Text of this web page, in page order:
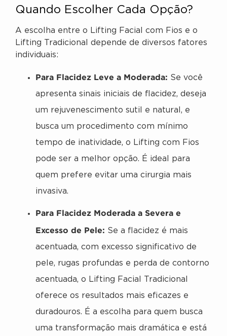
Quando Escolher Cada Opção?
A escolha entre o Lifting Facial com Fios e o
Lifting Tradicional depende de diversos fatores
individuais:
Para Flacidez Leve a Moderada: Se você
apresenta sinais iniciais de flacidez, deseja
um rejuvenescimento sutil e natural, e
busca um procedimento com mínimo
tempo de inatividade, o Lifting com Fios
pode ser a melhor opção. É ideal para
quem prefere evitar uma cirurgia mais
invasiva.
Para Flacidez Moderada a Severa e
Excesso de Pele: Se a flacidez é mais
acentuada, com excesso significativo de
pele, rugas profundas e perda de contorno
acentuada, o Lifting Facial Tradicional
oferece os resultados mais eficazes e
duradouros. É a escolha para quem busca
uma transformação mais dramática e está